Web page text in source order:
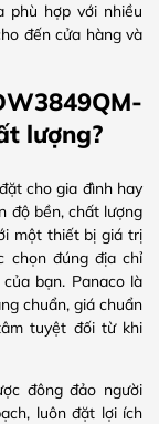
phù hợp với nhiều
đến cửa hàng và
lượng?
cho gia đình hay
độ bền, chất lượng
một thiết bị giá trị
chọn đúng địa chỉ
bạn. Panaco là
chuẩn, giá chuẩn
tuyệt đối từ khi
đông đảo người
luôn đặt lợi ích